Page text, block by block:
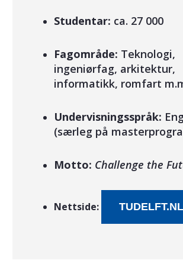
Studentar: ca. 27 000
Fagområde: Teknologi,
ingeniørfag, arkitektur,
informatikk, romfart
Undervisningsspråk:
(særleg på
Motto: Challenge the
Nettside: TUDELFT.NL